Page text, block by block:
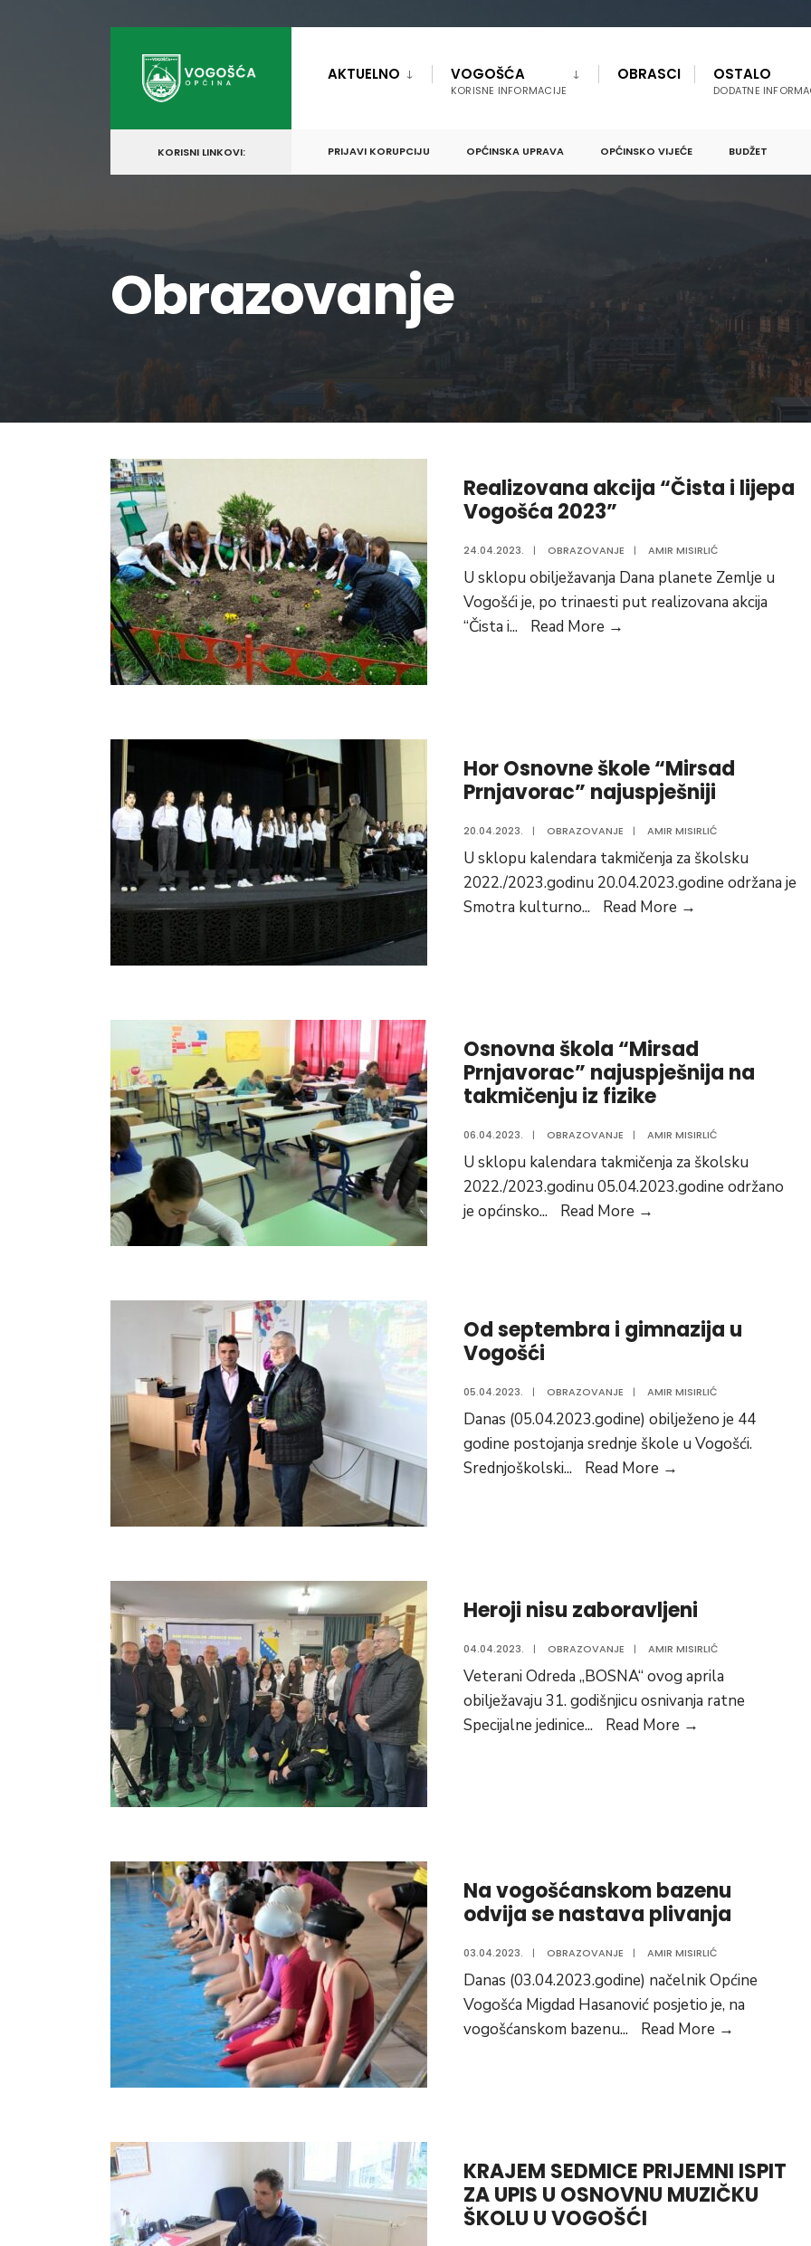
content
AKTUELNO VOGOŠĆA
KORISNE INFORMACIJE
OBRASCI OSTALO
DODATNE
KORISNI LINKOVI: PRIJAVI KORUPCIJU OPĆINSKA UPRAVA OPĆINSKO VIJEĆE BUDŽET
Obrazovanje
Realizovana akcija “Čista i lijepa
Vogošća 2023”
24.04.2023. | OBRAZOVANJE | AMIR MISIRLIĆ
U sklopu obilježavanja Dana planete Zemlje u
Vogošći je, po trinaesti put realizovana akcija
“Čista i... Read More →
2023”
Hor Osnovne škole “Mirsad
Prnjavorac” najuspješniji
20.04.2023. | OBRAZOVANJE | AMIR MISIRLIĆ
U sklopu kalendara takmičenja za školsku
2022./2023.godinu 20.04.2023.godine održana je
Smotra kulturno... Read More →
Osnovna škola “Mirsad
Prnjavorac” najuspješnija na
takmičenju iz fizike
06.04.2023. | OBRAZOVANJE | AMIR MISIRLIĆ
U sklopu kalendara takmičenja za školsku
2022./2023.godinu 05.04.2023.godine održano
je općinsko... Read More →
na
Od septembra i gimnazija u
Vogošći
05.04.2023. | OBRAZOVANJE | AMIR MISIRLIĆ
Danas (05.04.2023.godine) obilježeno je 44
godine postojanja srednje škole u Vogošći.
Srednjoškolski... Read More →
Heroji nisu zaboravljeni
04.04.2023. | OBRAZOVANJE | AMIR MISIRLIĆ
Veterani Odreda „BOSNA“ ovog aprila
obilježavaju 31. godišnjicu osnivanja ratne
Specijalne jedinice... Read More →
Na vogošćanskom bazenu
odvija se nastava plivanja
03.04.2023. | OBRAZOVANJE | AMIR MISIRLIĆ
Danas (03.04.2023.godine) načelnik Općine
Vogošća Migdad Hasanović posjetio je, na
vogošćanskom bazenu... Read More →
plivanja
KRAJEM SEDMICE PRIJEMNI ISPIT
ZA UPIS U OSNOVNU MUZIČKU
ŠKOLU U VOGOŠĆI